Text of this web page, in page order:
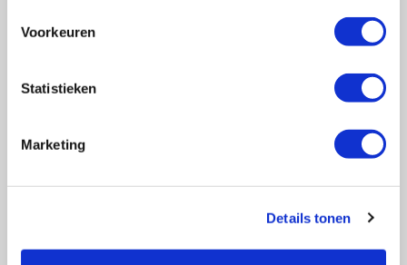
Voorkeuren
Statistieken
Marketing
Details tonen
of bel ons op:
Ziektebeelden
EGPA
RCA